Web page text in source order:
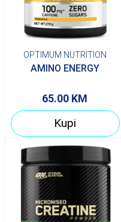
OPTIMUM NUTRITION
AMINO ENERGY
65.00 KM
Kupi